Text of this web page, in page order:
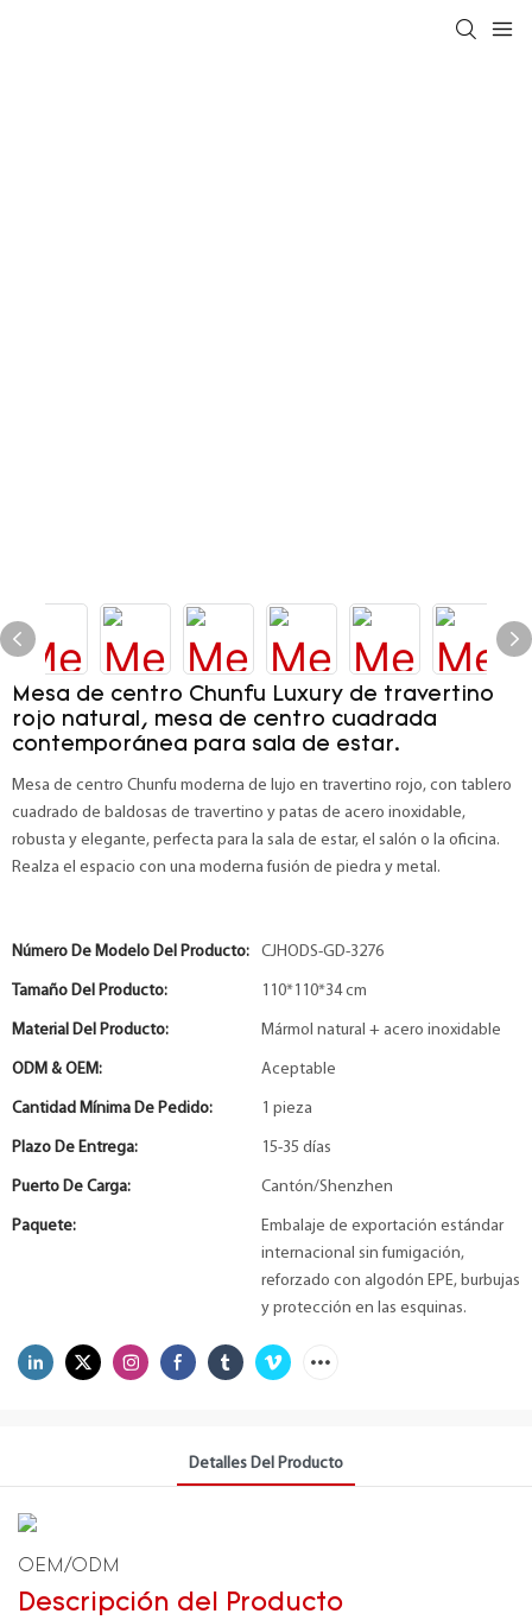
Mesa de centro Chunfu Luxury de travertino
rojo natural, mesa de centro cuadrada
contemporánea para sala de estar.
Mesa de centro Chunfu moderna de lujo en travertino rojo, con tablero
cuadrado de baldosas de travertino y patas de acero inoxidable,
robusta y elegante, perfecta para la sala de estar, el salón o la oficina.
Realza el espacio con una moderna fusión de piedra y metal.
Número De Modelo Del Producto: CJHODS-GD-3276
Tamaño Del Producto: 110*110*34 cm
Material Del Producto: Mármol natural + acero inoxidable
ODM & OEM: Aceptable
Cantidad Mínima De Pedido: 1 pieza
Plazo De Entrega: 15-35 días
Puerto De Carga: Cantón/Shenzhen
Paquete:
Embalaje de exportación estándar
internacional sin fumigación,
reforzado con algodón EPE, burbujas
y protección en las esquinas.
Detalles Del Producto
OEM/ODM
Descripción del Producto